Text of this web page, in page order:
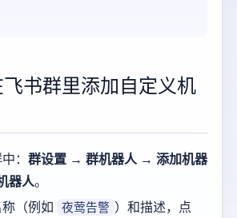
书群里添加自定义机
： 群设置 → 群机器人 → 添加机器
器人。
（例如
夜莺告警 ）和描述，点